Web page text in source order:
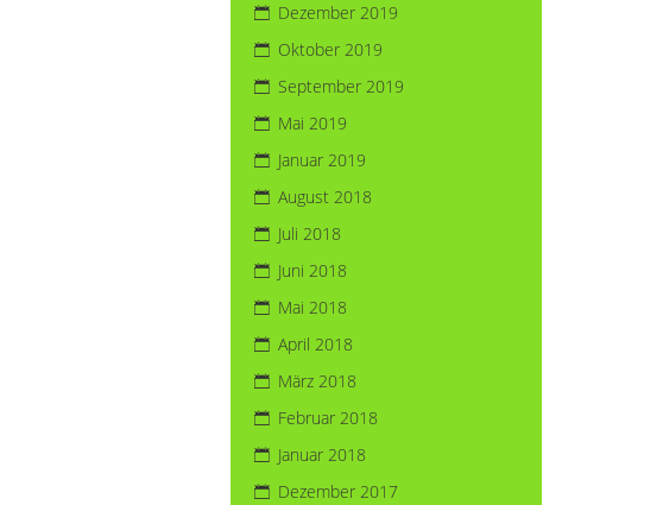
Dezember 2019
Oktober 2019
September 2019
Mai 2019
Januar 2019
August 2018
Juli 2018
Juni 2018
Mai 2018
April 2018
März 2018
Februar 2018
Januar 2018
Dezember 2017